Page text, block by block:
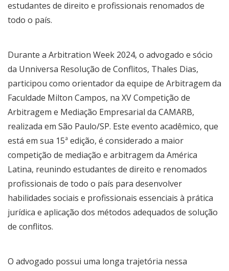
estudantes de direito e profissionais renomados de
todo o país.
Durante a Arbitration Week 2024, o advogado e sócio
da Unniversa Resolução de Conflitos, Thales Dias,
participou como orientador da equipe de Arbitragem da
Faculdade Milton Campos, na XV Competição de
Arbitragem e Mediação Empresarial da CAMARB,
realizada em São Paulo/SP. Este evento acadêmico, que
está em sua 15ª edição, é considerado a maior
competição de mediação e arbitragem da América
Latina, reunindo estudantes de direito e renomados
profissionais de todo o país para desenvolver
habilidades sociais e profissionais essenciais à prática
jurídica e aplicação dos métodos adequados de solução
de conflitos.
O advogado possui uma longa trajetória nessa